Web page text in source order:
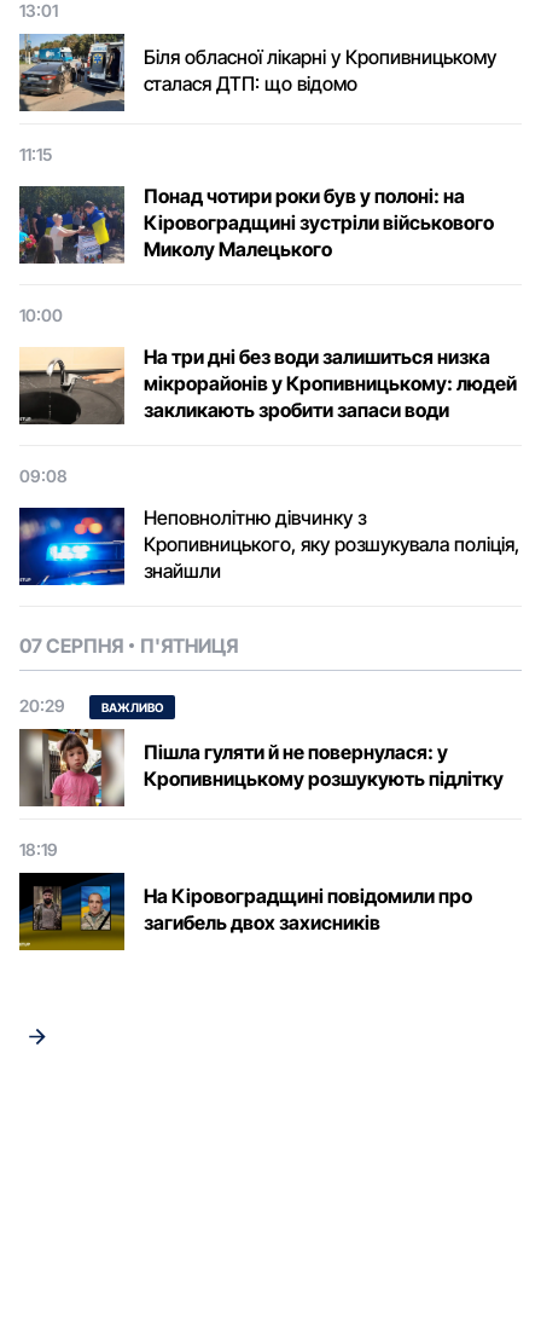
13:01
Біля обласної лікарні у Кропивницькому
сталася ДТП: що відомо
11:15
Понад чотири роки був у полоні: на
Кіровоградщині зустріли військового
Микoлу Малецькoгo
10:00
На три дні без води залишиться низка
мікрорайонів у Кропивницькому: людей
закликають зробити запаси води
09:08
Неповнолітню дівчинку з
Кропивницького, яку розшукувала поліція,
знайшли
07 СЕРПНЯ П'ЯТНИЦЯ
20:29 ВАЖЛИВО
Пішла гуляти й не повернулася: у
Кропивницькому розшукують підлітку
18:19
На Кіровоградщині повідомили про
загибель двох захисників